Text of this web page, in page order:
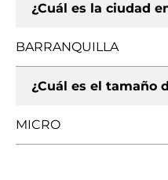
¿Cuál es la ciudad
BARRANQUILLA
¿Cuál es el tamaño
MICRO